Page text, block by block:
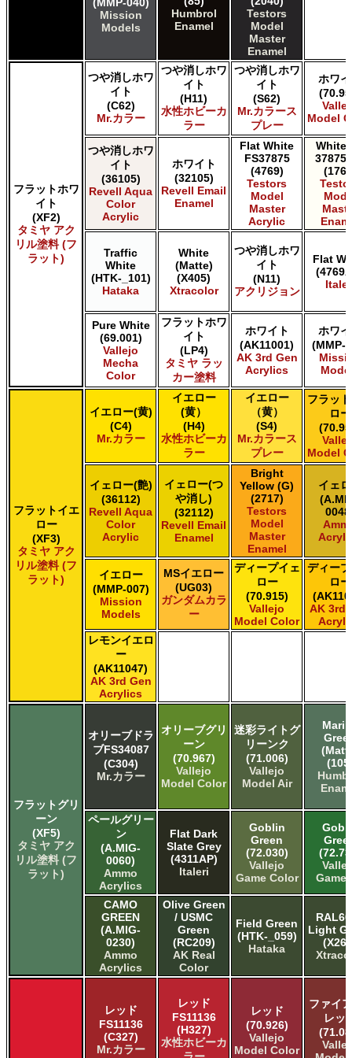
(MMP-040)
Mission
Models
Humbrol
Enamel
Testors
Model
Master
Enamel
フラットホワ
イト
(XF2)
タミヤ アク
リル塗料 (フ
ラット)
つや消しホワ
イト
(C62)
Mr.カラー
つや消しホワ
イト
(H11)
水性ホビーカ
ラー
つや消しホワ
イト
(S62)
Mr.カラース
プレー
ホワ
Model
つや消しホワ
イト
(36105)
Revell Aqua
Color
Acrylic
ホワイト
(32105)
Revell Email
Enamel
Flat White
FS37875
(4769)
Testors
Model
Master
Acrylic
White
37875
Traffic
White
(HTK-_101)
Hataka
White
(Matte)
(X405)
Xtracolor
つや消しホワ
イト
(N11)
アクリジョン
Flat
Pure White
(69.001)
Vallejo
Mecha
Color
フラットホワ
イト
(LP4)
タミヤ ラッ
カー塗料
ホワイト
(AK11001)
AK 3rd Gen
Acrylics
ホワ
(MMP-
フラットイエ
ロー
(XF3)
タミヤ アク
リル塗料 (フ
ラット)
イエロー(黄)
(C4)
Mr.カラー
イエロー
(黄）
(H4)
水性ホビーカ
ラー
イエロー
（黄）
(S4)
Mr.カラース
プレー
フラッ
ロー
Model
イェロー(艶)
(36112)
Revell Aqua
Color
Acrylic
イェロー(つ
や消し)
(32112)
Revell Email
Enamel
Bright
Yellow (G)
(2717)
Testors
Model
Master
Enamel
イェ
イエロー
(MMP-007)
Mission
Models
MSイエロー
(UG03)
ガンダムカラ
ー
ディープイェ
ロー
(70.915)
Vallejo
Model Color
ディー
ロー
AK 3rd
レモンイエロ
ー
(AK11047)
AK 3rd Gen
Acrylics
フラットグリ
ーン
(XF5)
タミヤ アク
リル塗料 (フ
ラット)
オリーブドラ
ブFS34087
(C304)
Mr.カラー
オリーブグリ
ーン
(70.967)
Vallejo
Model Color
迷彩ライトグ
リーンク
(71.006)
Vallejo
Model Air
ペールグリー
ン
(A.MIG-
0060)
Ammo
Acrylics
Flat Dark
Slate Grey
(4311AP)
Italeri
Goblin
Green
(72.030)
Vallejo
Game Color
Game
CAMO
GREEN
(A.MIG-
0230)
Ammo
Acrylics
Olive Green
/ USMC
Green
(RC209)
AK Real
Color
Field Green
(HTK-_059)
Hataka
Light
レッド
FS11136
(C327)
Mr.カラー
レッド
FS11136
(H327)
水性ホビーカ
レッド
(70.926)
Vallejo
Model Color
ファイ
レッ